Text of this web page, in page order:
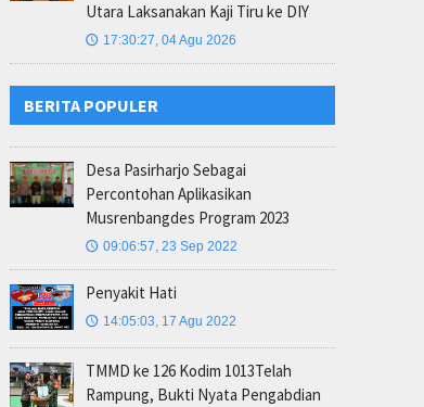
Utara Laksanakan Kaji Tiru ke DIY
🕔 17:30:27, 04 Agu 2026
BERITA POPULER
Desa Pasirharjo Sebagai
Percontohan Aplikasikan
Musrenbangdes Program 2023
🕔 09:06:57, 23 Sep 2022
Penyakit Hati
🕔 14:05:03, 17 Agu 2022
TMMD ke 126 Kodim 1013Telah
Rampung, Bukti Nyata Pengabdian